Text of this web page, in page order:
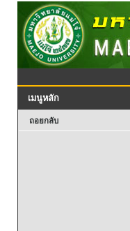
เมนูหลัก
ถอยกลับ